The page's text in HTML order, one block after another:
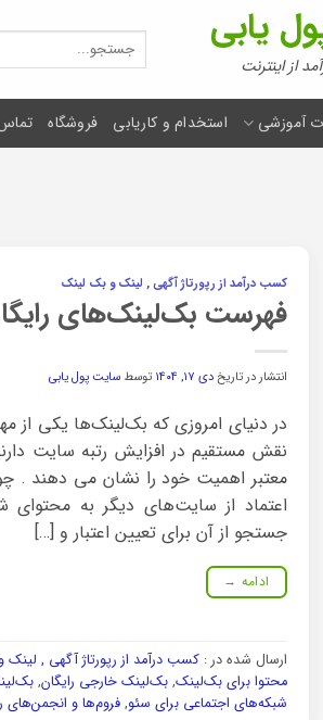
یابی
از اینترنت
جستجو
برای:
آموزشی استخدام و کاریابی فروشگاه
کسب درآمد از رپورتاژ آگهی , لینک و بک لینک
فهرست بک‌لینک‌های
انتشار در تاریخدی ۱۷, ۱۴۰۴ توسطسایت پول یابی
نقش مستقیم در افزایش رتبه سایت
معتبر اهمیت خود را نشان می دهند .
اعتماد از سایت‌های دیگر به
جستجو از آن برای تعیین اعتبار و […]
ادامه →
ارسال شده در :کسب درآمد از رپورتاژ آگهی ,
محتوا برای بک‌لینک,بک‌لینک خارجی رایگان,
شبکه‌های اجتماعی برای سئو,فروم‌ها و انجمن‌های